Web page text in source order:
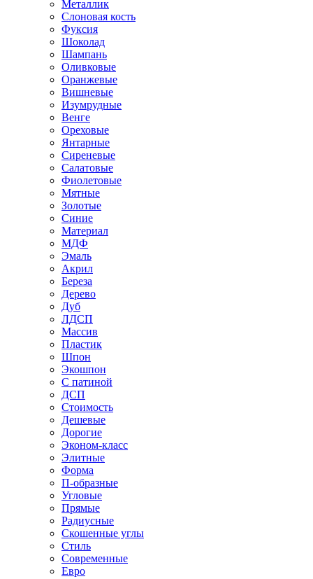
Металлик
Слоновая кость
Фуксия
Шоколад
Шампань
Оливковые
Оранжевые
Вишневые
Изумрудные
Венге
Ореховые
Янтарные
Сиреневые
Салатовые
Фиолетовые
Мятные
Золотые
Синие
Материал
МДФ
Эмаль
Акрил
Береза
Дерево
Дуб
ЛДСП
Массив
Пластик
Шпон
Экошпон
С патиной
ДСП
Стоимость
Дешевые
Дорогие
Эконом-класс
Элитные
Форма
П-образные
Угловые
Прямые
Радиусные
Скошенные углы
Стиль
Современные
Евро